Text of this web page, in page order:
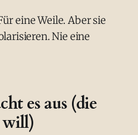
eine Weile. Aber sie
Nie eine
es aus (die